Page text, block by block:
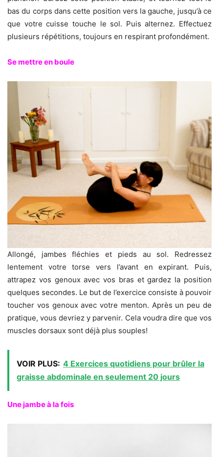
bas du corps dans cette position vers la gauche, jusqu’à ce
que votre cuisse touche le sol. Puis alternez. Effectuez
plusieurs répétitions, toujours en respirant profondément.
Se mettre en boule
Allongé, jambes fléchies et pieds au sol. Redressez
lentement votre torse vers l’avant en expirant. Puis,
attrapez vos genoux avec vos bras et gardez la position
quelques secondes. Le but de l’exercice consiste à pouvoir
toucher vos genoux avec votre menton. Après un peu de
pratique, vous devriez y parvenir. Cela voudra dire que vos
muscles dorsaux sont déjà plus souples!
VOIR PLUS: 4 Exercices quotidiens pour brûler la
graisse abdominale en seulement 20 jours
Une jambe à la fois